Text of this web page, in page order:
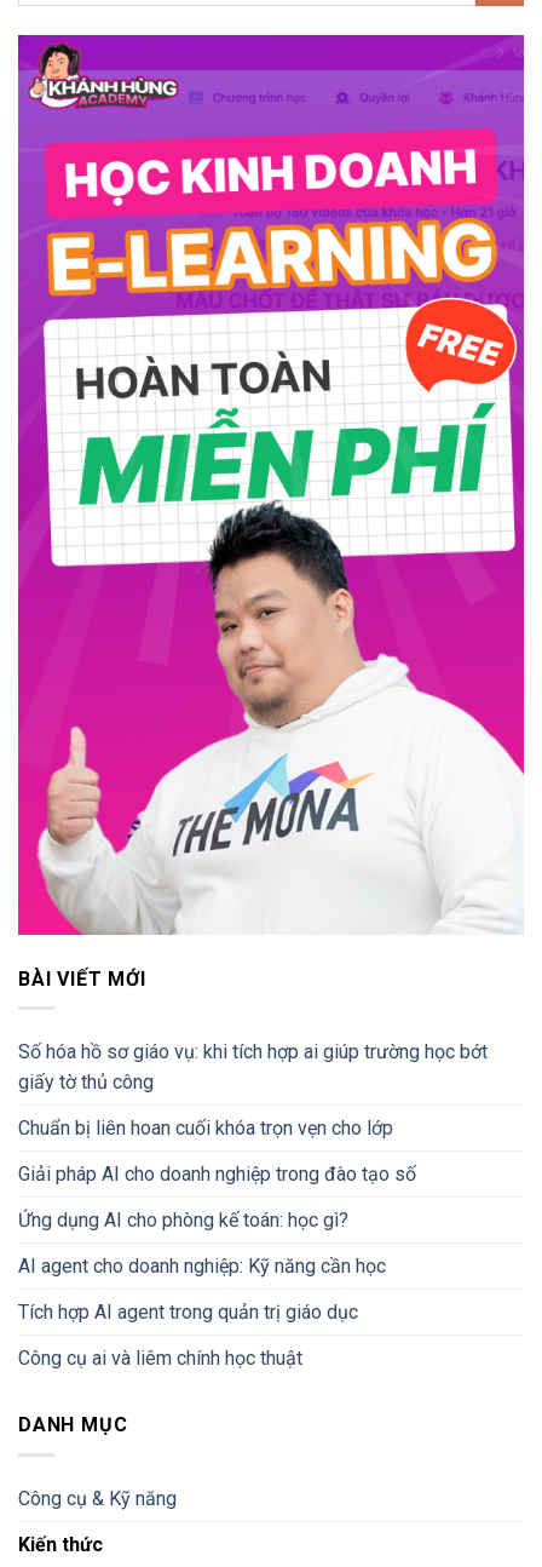
BÀI VIẾT MỚI
Số hóa hồ sơ giáo vụ: khi tích hợp ai giúp trường học bớt
giấy tờ thủ công
Chuẩn bị liên hoan cuối khóa trọn vẹn cho lớp
Giải pháp AI cho doanh nghiệp trong đào tạo số
Ứng dụng AI cho phòng kế toán: học gì?
AI agent cho doanh nghiệp: Kỹ năng cần học
Tích hợp AI agent trong quản trị giáo dục
Công cụ ai và liêm chính học thuật
DANH MỤC
Công cụ & Kỹ năng
Kiến thức